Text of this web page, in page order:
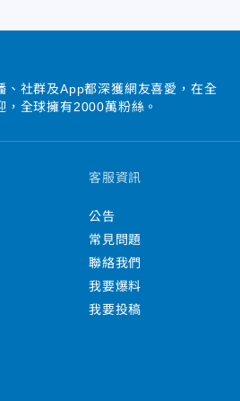
、社群及App都深獲網友喜愛，在全
，全球擁有2000萬粉絲。
客服資訊
公告
常見問題
聯絡我們
我要爆料
我要投稿